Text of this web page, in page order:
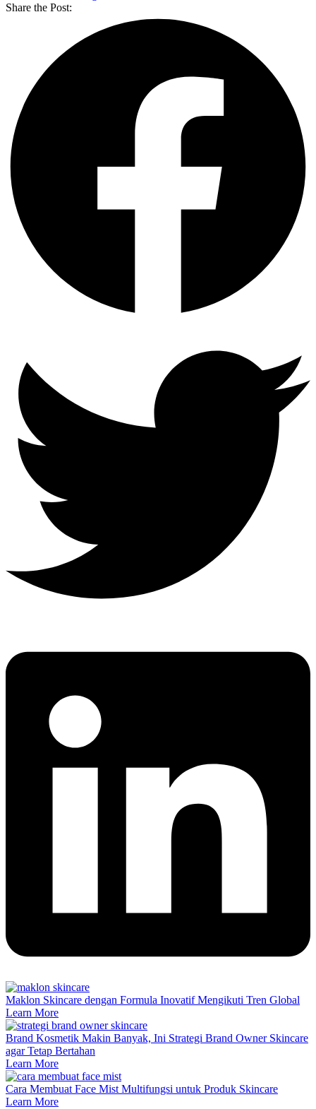
Share the Post:
Maklon Skincare dengan Formula Inovatif Mengikuti Tren Global
Learn More
Brand Kosmetik Makin Banyak, Ini Strategi Brand Owner Skincare
agar Tetap Bertahan
Learn More
Cara Membuat Face Mist Multifungsi untuk Produk Skincare
Learn More